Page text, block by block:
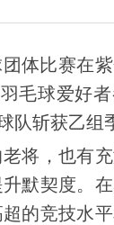
体比赛在
毛球爱好
队斩获乙组
将，也有
默契度。
的竞技水